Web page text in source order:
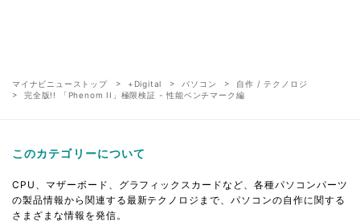
マイナビニューストップ +Digital パソコン
自作 / テクノロジ
完全版!! 「Phenom II」極限検証 - 性能ベンチマーク編
このカテゴリーについて
CPU、マザーボード、グラフィックスカードなど、各種パソコンパーツ
の製品情報から関連する最新テクノロジまで、パソコンの自作に関する
さまざまな情報を発信。